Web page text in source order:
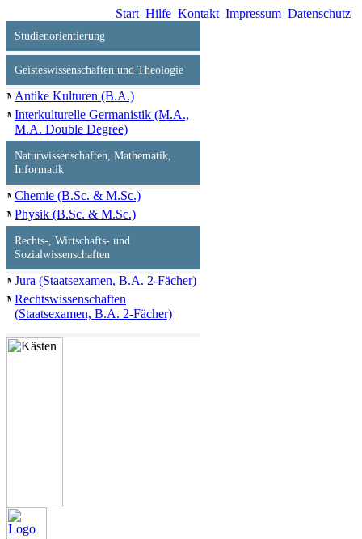
Start Hilfe Kontakt Impressum Datenschutz
Studienorientierung
Geisteswissenschaften und Theologie
Antike Kulturen (B.A.)
Interkulturelle Germanistik (M.A.,
M.A. Double Degree)
Naturwissenschaften, Mathematik,
Informatik
Chemie (B.Sc. & M.Sc.)
Physik (B.Sc. & M.Sc.)
Rechts‐, Wirtschafts‐ und
Sozialwissenschaften
Jura (Staatsexamen, B.A. 2-Fächer)
Rechtswissenschaften
(Staatsexamen, B.A. 2-Fächer)